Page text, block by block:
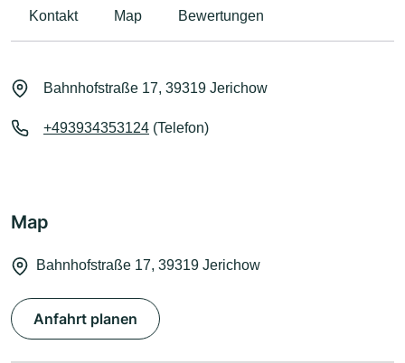
Kontakt Map Bewertungen
Bahnhofstraße 17, 39319 Jerichow
+493934353124 (Telefon)
Map
Bahnhofstraße 17, 39319 Jerichow
Anfahrt planen